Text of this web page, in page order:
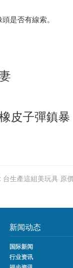
是否有線索。
皮子彈鎮暴
台生
新闻动态
国际新闻
行业资讯